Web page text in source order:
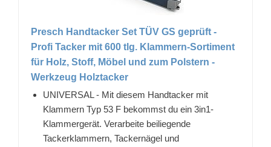
Presch Handtacker Set TÜV GS geprüft -
Profi Tacker mit 600 tlg. Klammern-Sortiment
für Holz, Stoff, Möbel und zum Polstern -
Werkzeug Holztacker
UNIVERSAL - Mit diesem Handtacker mit
Klammern Typ 53 F bekommst du ein 3in1-
Klammergerät. Verarbeite beiliegende
Tackerklammern, Tackernägel und